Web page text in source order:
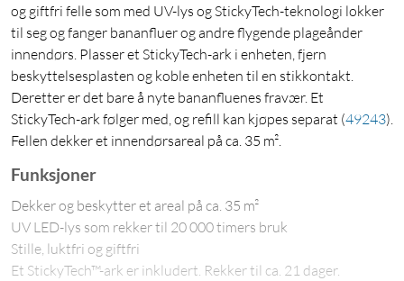
og giftfri felle som med UV-lys og StickyTech-teknologi lokker
til seg og fanger bananfluer og andre flygende plageånder
innendørs. Plasser et StickyTech-ark i enheten, fjern
beskyttelsesplasten og koble enheten til en stikkontakt.
Deretter er det bare å nyte bananfluenes fravær. Et
StickyTech-ark følger med, og refill kan kjøpes separat (49243).
Fellen dekker et innendørsareal på ca. 35 m².
Funksjoner
Dekker og beskytter et areal på ca. 35 m²
UV LED-lys som rekker til 20 000 timers bruk
Stille, luktfri og giftfri
Et StickyTech™-ark er inkludert. Rekker til ca. 21 dager.